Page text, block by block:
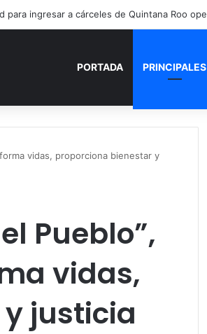
PORTADA PRINCIPALES
vidas, proporciona bienestar y
Pueblo”,
vidas,
justicia